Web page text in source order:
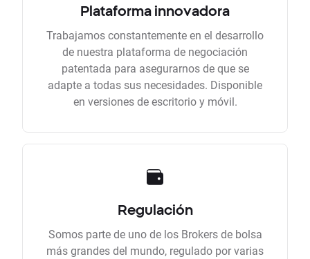
Plataforma innovadora
Trabajamos constantemente en el desarrollo
de nuestra plataforma de negociación
patentada para asegurarnos de que se
adapte a todas sus necesidades. Disponible
en versiones de escritorio y móvil.
Regulación
Somos parte de uno de los Brokers de bolsa
más grandes del mundo, regulado por varias